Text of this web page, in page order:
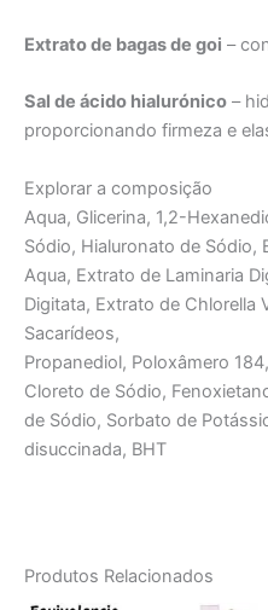
Extrato de bagas de goi –
Sal de ácido hialurónico –
proporcionando firmeza e
Explorar a composição
Aqua, Glicerina, 1,2-
Sódio, Hialuronato de Sódio,
Aqua, Extrato de Laminaria
Digitata, Extrato de Chlorella
Sacarídeos,
Propanediol, Poloxâmero
Cloreto de Sódio,
de Sódio, Sorbato de
disuccinada, BHT
Produtos Relacionados